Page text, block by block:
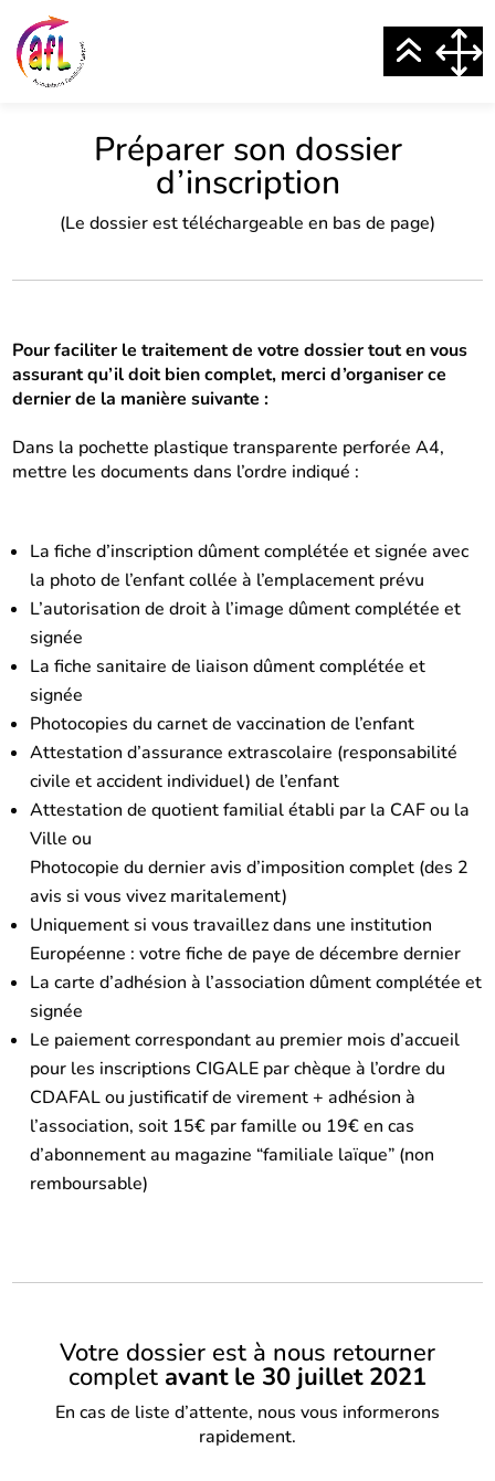
Préparer son dossier
d’inscription
(Le dossier est téléchargeable en bas de page)
Pour faciliter le traitement de votre dossier tout en vous
assurant qu’il doit bien complet, merci d’organiser ce
dernier de la manière suivante :
Dans la pochette plastique transparente perforée A4,
mettre les documents dans l’ordre indiqué :
La fiche d’inscription dûment complétée et signée avec
la photo de l’enfant collée à l’emplacement prévu
L’autorisation de droit à l’image dûment complétée et
signée
La fiche sanitaire de liaison dûment complétée et
signée
Photocopies du carnet de vaccination de l’enfant
Attestation d’assurance extrascolaire (responsabilité
civile et accident individuel) de l’enfant
Attestation de quotient familial établi par la CAF ou la
Ville ou
Photocopie du dernier avis d’imposition complet (des 2
avis si vous vivez maritalement)
Uniquement si vous travaillez dans une institution
Européenne : votre fiche de paye de décembre dernier
La carte d’adhésion à l’association dûment complétée et
signée
Le paiement correspondant au premier mois d’accueil
pour les inscriptions CIGALE par chèque à l’ordre du
CDAFAL ou justificatif de virement + adhésion à
l’association, soit 15€ par famille ou 19€ en cas
d’abonnement au magazine “familiale laïque” (non
remboursable)
Votre dossier est à nous retourner
complet avant le 30 juillet 2021
En cas de liste d’attente, nous vous informerons
rapidement.